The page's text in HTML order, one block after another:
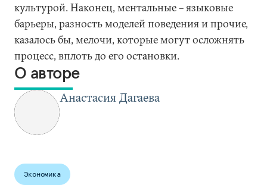
культурой. Наконец, ментальные – языковые
барьеры, разность моделей поведения и прочие,
казалось бы, мелочи, которые могут осложнять
процесс, вплоть до его остановки.
О авторе
Анастасия Дагаева
Экономика